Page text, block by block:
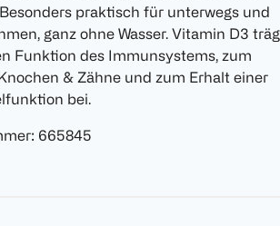
praktisch für unterwegs und
ganz ohne Wasser. Vitamin D3
Funktion des Immunsystems, zum
& Zähne und zum Erhalt einer
bei.
: 665845